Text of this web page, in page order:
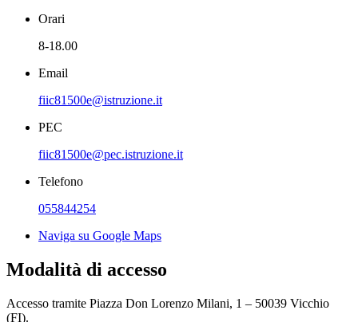
Orari
8-18.00
Email
fiic81500e@istruzione.it
PEC
fiic81500e@pec.istruzione.it
Telefono
055844254
Naviga su Google Maps
Modalità di accesso
Accesso tramite Piazza Don Lorenzo Milani, 1 – 50039 Vicchio
(FI).